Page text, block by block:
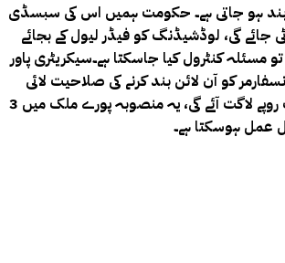
بند ہو جاتی ہے۔ حکومت ہمیں اس کی سبسڈی
جائے گی، لوڈشیڈنگ کو فیڈر لیول کے بجائے
تو مسئلہ کنٹرول کیا جاسکتا ہے۔سیکریٹری پاور
کو آن لائن بند کرنے کی صلاحیت لائی
جائے تو اس پر 60 ارب روپے لاگت آئے گی، یہ منصوبہ پورے ملک میں 3